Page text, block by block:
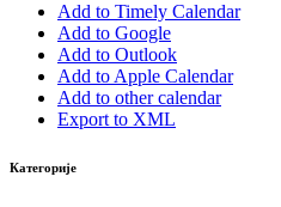
Add to Timely Calendar
Add to Google
Add to Outlook
Add to Apple Calendar
Add to other calendar
Export to XML
Категорије